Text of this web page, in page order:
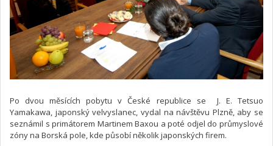
Po dvou měsících pobytu v České republice se J. E. Tetsuo
Yamakawa, japonský velvyslanec, vydal na návštěvu Plzně, aby se
seznámil s primátorem Martinem Baxou a poté odjel do průmyslové
zóny na Borská pole, kde působí několik japonských firem.